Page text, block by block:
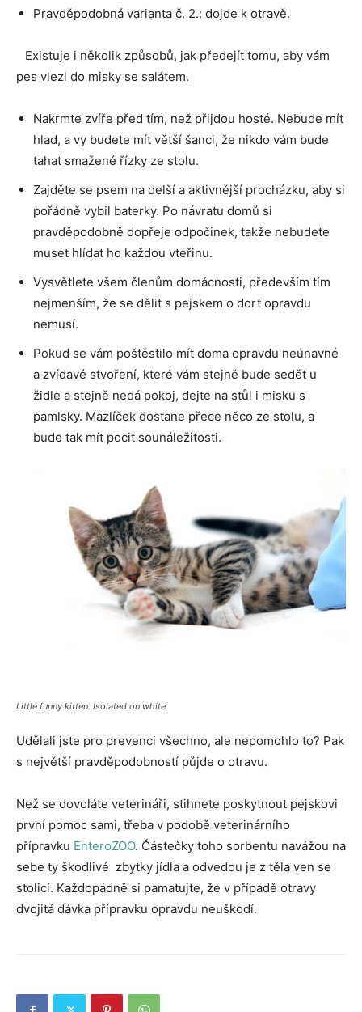
Pravděpodobná varianta č. 2.: dojde k otravě.
⠀Existuje i několik způsobů, jak předejít tomu, aby vám
pes vlezl do misky se salátem.⠀
Nakrmte zvíře před tím, než přijdou hosté. Nebude mít
hlad, a vy budete mít větší šanci, že nikdo vám bude
tahat smažené řízky ze stolu.
Zajděte se psem na delší a aktivnější procházku, aby si
pořádně vybil baterky. Po návratu domů si
pravděpodobně dopřeje odpočinek, takže nebudete
muset hlídat ho každou vteřinu.
Vysvětlete všem členům domácnosti, především tím
nejmenším, že se dělit s pejskem o dort opravdu
nemusí.
Pokud se vám poštěstilo mít doma opravdu neúnavné
a zvídavé stvoření, které vám stejně bude sedět u
židle a stejně nedá pokoj, dejte na stůl i misku s
pamlsky. Mazlíček dostane přece něco ze stolu, a
bude tak mít pocit sounáležitosti.
Little funny kitten. Isolated on white
Udělali jste pro prevenci všechno, ale nepomohlo to? Pak
s největší pravděpodobností půjde o otravu.
Než se dovoláte veterináři, stihnete poskytnout pejskovi
první pomoc sami, třeba v podobě veterinárního
přípravku EnteroZOO. Částečky toho sorbentu navážou na
sebe ty škodlivé zbytky jídla a odvedou je z těla ven se
stolicí. Každopádně si pamatujte, že v případě otravy
dvojitá dávka přípravku opravdu neuškodí.